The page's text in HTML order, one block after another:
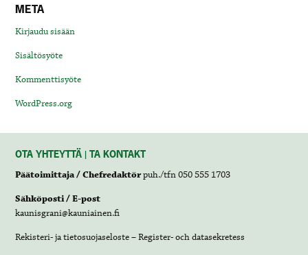
META
Kirjaudu sisään
Sisältösyöte
Kommenttisyöte
WordPress.org
OTA YHTEYTTÄ | TA KONTAKT
Päätoimittaja / Chefredaktörpuh./tfn 050 555 1703
Sähköposti / E-post
kaunisgrani@kauniainen.fi
Rekisteri- ja tietosuojaseloste – Register- och datasekretess